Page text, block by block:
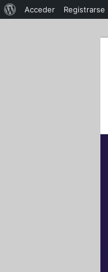
Acerca
Acceder Registrarse